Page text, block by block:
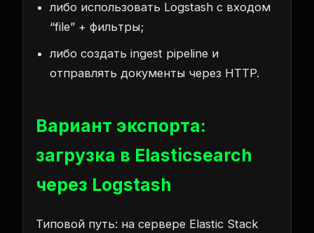
либо использовать Logstash с входом
“file” + фильтры;
либо создать ingest pipeline и
отправлять документы через HTTP.
Вариант экспорта:
загрузка в Elasticsearch
через Logstash
Типовой путь: на сервере Elastic Stack